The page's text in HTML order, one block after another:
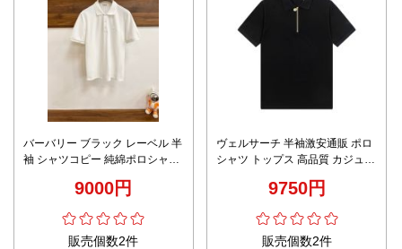
バーバリー ブラック レーベル 半
袖 シャツコピー 純綿ポロシャツ
9000円
販売個数2件
ヴェルサーチ 半袖激安通販 ポロ
シャツ トップス 高品質 カジュア
9750円
販売個数2件